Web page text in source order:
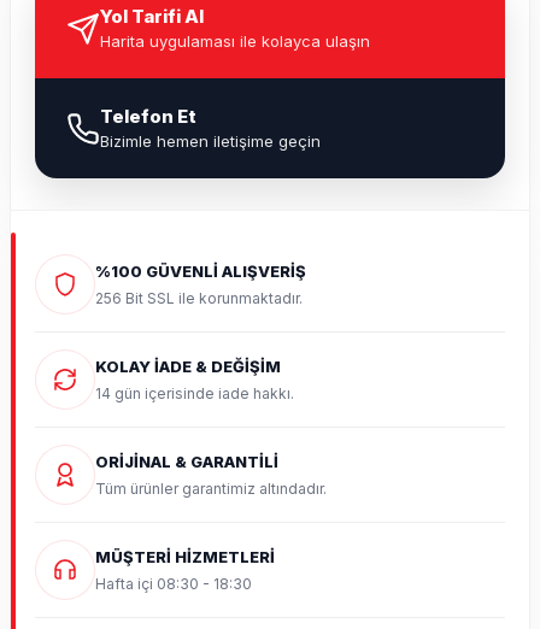
Yol Tarifi Al
Harita uygulaması ile kolayca ulaşın
Telefon Et
Bizimle hemen iletişime geçin
%100 GÜVENLİ ALIŞVERİŞ
256 Bit SSL ile korunmaktadır.
KOLAY İADE & DEĞİŞİM
14 gün içerisinde iade hakkı.
ORİJİNAL & GARANTİLİ
Tüm ürünler garantimiz altındadır.
MÜŞTERİ HİZMETLERİ
Hafta içi 08:30 - 18:30